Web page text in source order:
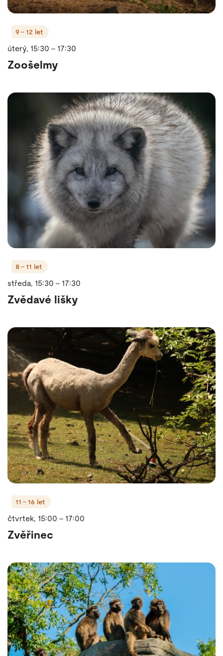
9 - 12 let
úterý, 15:30 - 17:30
Zoošelmy
8 - 11 let
středa, 15:30 - 17:30
Zvědavé lišky
11 - 16 let
čtvrtek, 15:00 - 17:00
Zvěřinec